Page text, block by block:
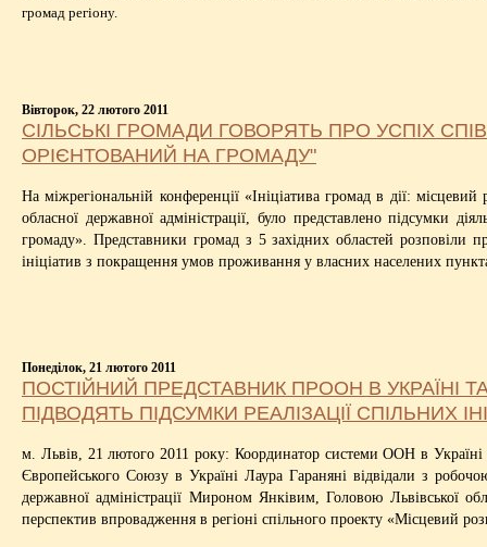
громад регіону.
Вівторок, 22 лютого 2011
СІЛЬСЬКІ ГРОМАДИ ГОВОРЯТЬ ПРО УСПІХ
ОРІЄНТОВАНИЙ НА ГРОМАДУ"
На міжрегіональній конференції «Ініціатива громад в дії:
обласної державної адміністрації, було представлено підсумки
громаду». Представники громад з 5 західних областей розповіли
ініціатив з покращення умов проживання у власних населених
Понеділок, 21 лютого 2011
ПОСТІЙНИЙ ПРЕДСТАВНИК ПРООН В УКРАЇНІ
ПІДВОДЯТЬ ПІДСУМКИ РЕАЛІЗАЦІЇ СПІЛЬНИХ
м. Львів, 21 лютого 2011 року: Координатор системи ООН в Україні
Європейського Союзу в Україні Лаура Гараняні відвідали з
державної адміністрації Мироном Янківим, Головою Львівської
перспектив впровадження в регіоні спільного проекту «Місцевий